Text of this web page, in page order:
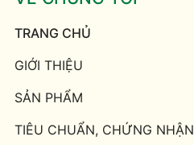
TRANG CHỦ
GIỚI THIỆU
SẢN PHẨM
TIÊU CHUẨN, CHỨNG NHẬN